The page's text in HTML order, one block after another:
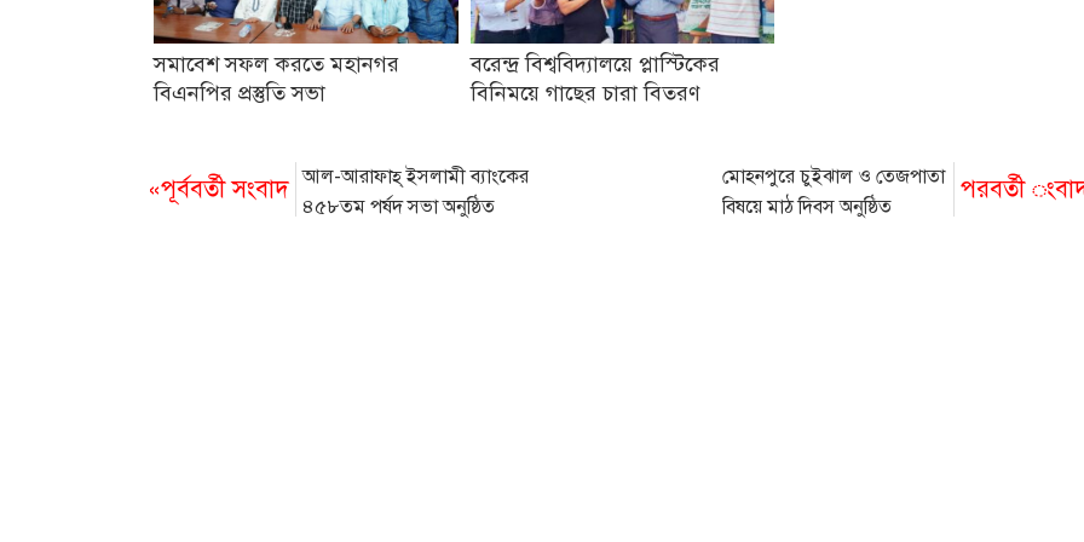
সমাবেশ সফল করতে মহানগর
বিএনপির প্রস্তুতি সভা
বরেন্দ্র বিশ্ববিদ্যালয়ে প্লাস্টিকের
বিনিময়ে গাছের চারা বিতরণ
«পূর্ববর্তী সংবাদ আল-আরাফাহ্ ইসলামী ব্যাংকের
৪৫৮তম পর্ষদ সভা অনুষ্ঠিত
পরবর্তী
মোহনপুরে চুইঝাল ও তেজপাতা
বিষয়ে মাঠ দিবস অনুষ্ঠিত